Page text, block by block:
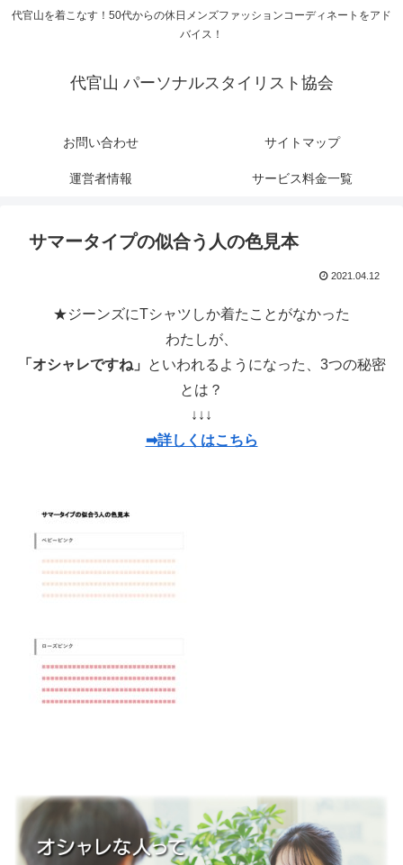
代官山を着こなす！50代からの休日メンズファッションコーディネートをアド
バイス！
代官山 パーソナルスタイリスト協会
お問い合わせ サイトマップ
運営者情報 サービス料金一覧
サマータイプの似合う人の色見本
2021.04.12
★ジーンズにTシャツしか着たことがなかった
わたしが、
「オシャレですね」
といわれるようになった、3つの秘密
とは？
↓↓↓
➡詳しくはこちら